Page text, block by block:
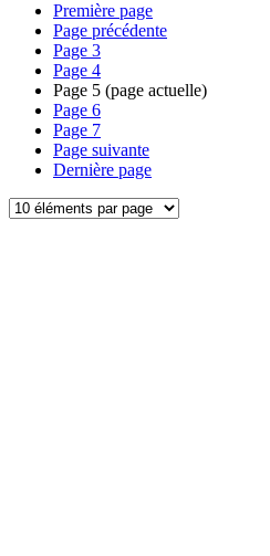
Première page
Page précédente
Page 3
Page 4
Page 5 (page actuelle)
Page 6
Page 7
Page suivante
Dernière page